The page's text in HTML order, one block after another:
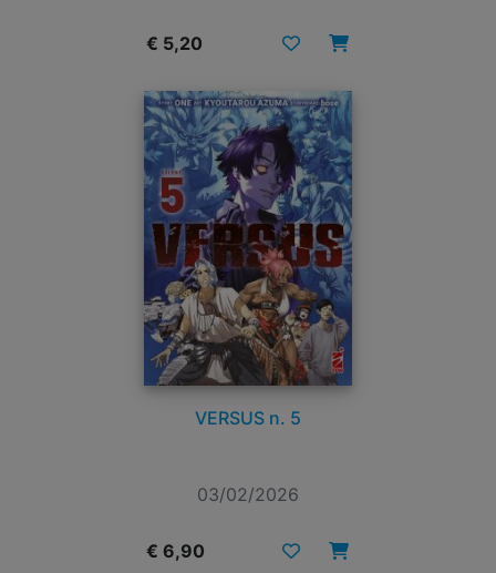
€ 5,20
VERSUS n. 5
03/02/2026
€ 6,90